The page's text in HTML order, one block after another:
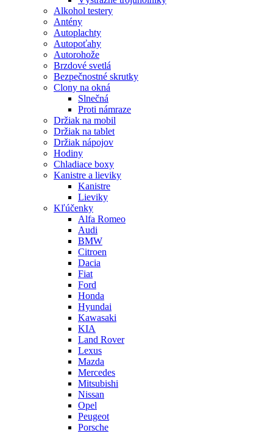
Alkohol testery
Antény
Autoplachty
Autopoťahy
Autorohože
Brzdové svetlá
Bezpečnostné skrutky
Clony na okná
Slnečná
Proti námraze
Držiak na mobil
Držiak na tablet
Držiak nápojov
Hodiny
Chladiace boxy
Kanistre a lieviky
Kanistre
Lieviky
Kľúčenky
Alfa Romeo
Audi
BMW
Citroen
Dacia
Fiat
Ford
Honda
Hyundai
Kawasaki
KIA
Land Rover
Lexus
Mazda
Mercedes
Mitsubishi
Nissan
Opel
Peugeot
Porsche